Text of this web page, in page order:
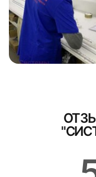
Я
доплата
Я
Поле